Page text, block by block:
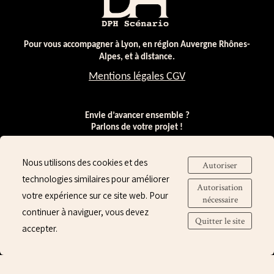
Pour vous accompagner à Lyon, en région Auvergne Rhônes-
Alpes, et à distance.
Mentions légales CGV
Envie d’avancer ensemble ?
Parlons de votre projet !
Suivre mes actualités
Nous utilisons des cookies et des
technologies similaires pour améliorer
votre expérience sur ce site web. Pour
continuer à naviguer, vous devez
accepter.
Autoriser
Autorisation
nécessaire
Quitter le site